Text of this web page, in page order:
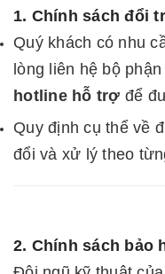
1. Chính sách đổi
Quý khách có nhu
lòng liên hệ bộ
hotline hỗ trợ để
Quy định cụ thể về
đổi và xử lý theo
2. Chính sách bảo